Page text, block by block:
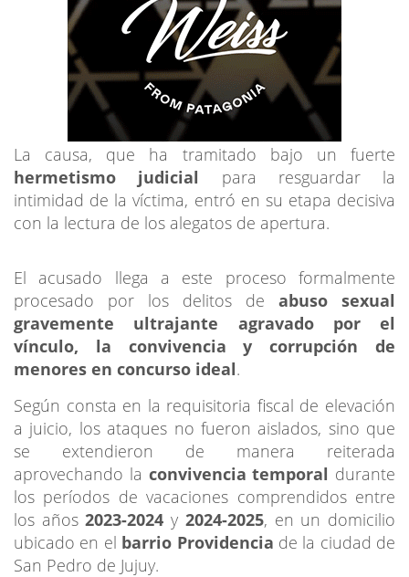
La causa, que ha tramitado bajo un fuerte
hermetismo judicial para resguardar la
intimidad de la víctima, entró en su etapa decisiva
con la lectura de los alegatos de apertura.
El acusado llega a este proceso formalmente
procesado por los delitos de abuso sexual
gravemente ultrajante agravado por el
vínculo, la convivencia y corrupción de
menores en concurso ideal.
Según consta en la requisitoria fiscal de elevación
a juicio, los ataques no fueron aislados, sino que
se extendieron de manera reiterada
aprovechando la convivencia temporal durante
los períodos de vacaciones comprendidos entre
los años2023-2024 y 2024-2025, en un domicilio
ubicado en el barrio Providencia de la ciudad de
San Pedro de Jujuy.